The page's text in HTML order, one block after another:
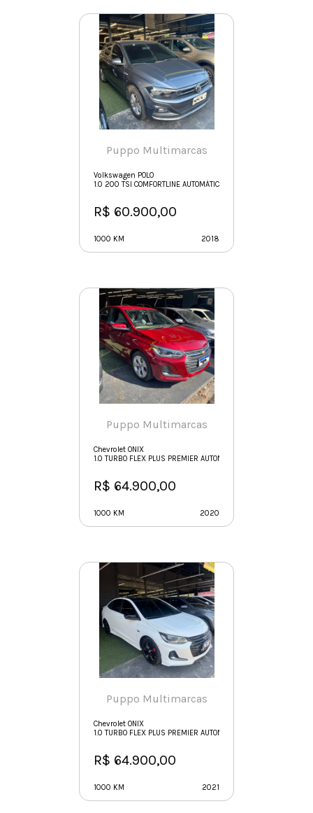
Puppo Multimarcas
Volkswagen POLO
1.0 200 TSI COMFORTLINE AUTOMÁTICO
R$ 60.900,00
1000 KM 2018
Puppo Multimarcas
Chevrolet ONIX
1.0 TURBO FLEX PLUS PREMIER AUTOMÁTICO
R$ 64.900,00
1000 KM 2020
Puppo Multimarcas
Chevrolet ONIX
1.0 TURBO FLEX PLUS PREMIER AUTOMÁTICO
R$ 64.900,00
1000 KM 2021